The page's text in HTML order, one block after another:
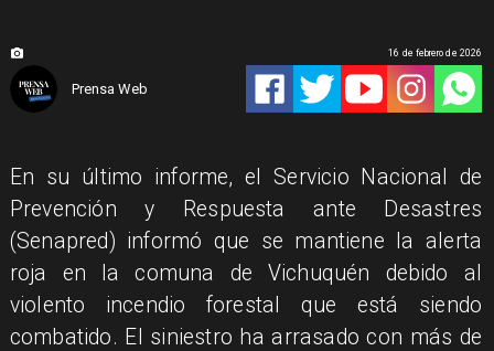
Prensa Web
16 de febrero de 2026
En su último informe, el Servicio Nacional de
Prevención y Respuesta ante Desastres
(Senapred) informó que se mantiene la alerta
roja en la comuna de Vichuquén debido al
violento incendio forestal que está siendo
combatido. El siniestro ha arrasado con más de